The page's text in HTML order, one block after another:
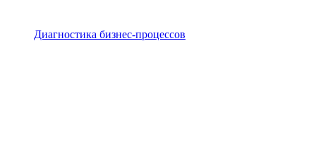
Диагностика бизнес-процессов